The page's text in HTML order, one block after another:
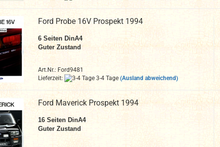
Ford Probe 16V Prospekt 1994
6 Seiten DinA4
Guter Zustand
Art.Nr.: Ford9481
Lieferzeit:
3-4 Tage (Ausland abweichend)
Ford Maverick Prospekt 1994
16 Seiten DinA4
Guter Zustand